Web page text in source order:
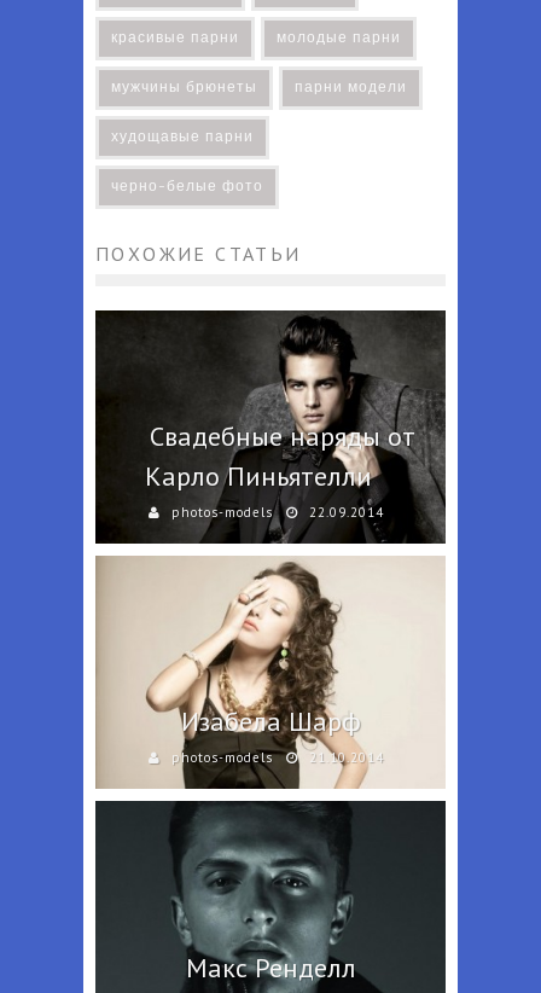
красивые парни молодые парни
мужчины брюнеты парни модели
худощавые парни
черно-белые фото
ПОХОЖИЕ СТАТЬИ
Свадебные наряды от
Карло Пиньятелли
photos-models 22.09.2014
Изабела Шарф
photos-models 21.10.2014
Макс Ренделл